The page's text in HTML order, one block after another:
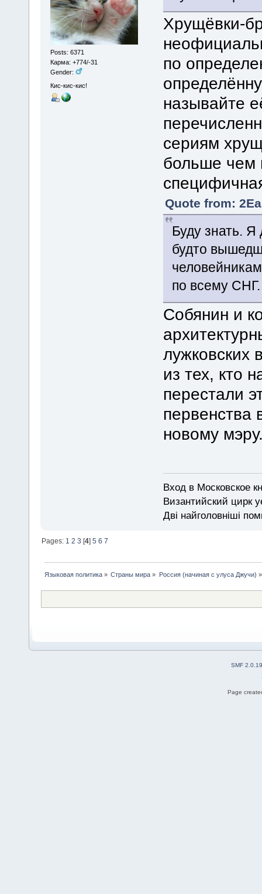
Posts: 6371
Карма: +774/-31
Gender:
Кис-кис-кис!
Хрущёвки-
по
называйте
сериям
больше чем
Quote from:
Буду знать.
будто
по всему СНГ.
Собянин и
лужковских
из тех, кто
перестали
первенства
новому
Вход в Московское
Византийский цирк
Дві найголовніші
Pages: 1 2 3 [4]5 6 7
Языковая политика» Страны мира » Россия (начиная с улуса Джучи) »
SMF 2.0.19
Page